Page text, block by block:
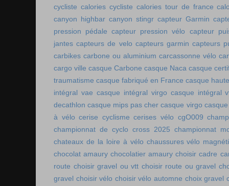
cycliste calories cycliste calories tour de france
canyon highbar canyon stingr capteur Garmin
pression pédale capteur pression vélo
capteur
jantes capteurs de velo capteurs garmin capteurs
carbikes carbone ou aluminium carcassonne vélo
cargo ville casque Carbone casque Naca casque
traumatisme casque fabriqué en France casque
intégral vae casque intégral virgo casque intégral
decathlon casque mips pas cher casque virgo
à vélo cerise cyclisme cerises vélo cgO009
championnat de cyclo cross 2025 championnat
chateaux de la loire à vélo chaussures vélo
chocolat amaury chocolatier amaury choisir cadre
route choisir gravel ou vtt choisir route ou gravel
gravel choisir vélo choisir vélo automne choix gravel